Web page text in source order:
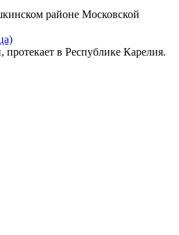
районе Московской
в Республике Карелия.